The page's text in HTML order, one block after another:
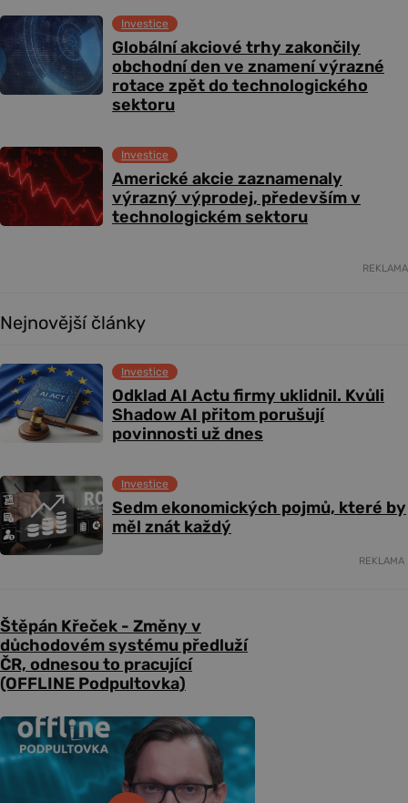
Globální akciové trhy zakončily
obchodní den ve znamení výrazné
rotace zpět do technologického
sektoru
Investice
Americké akcie zaznamenaly
výrazný výprodej, především v
technologickém sektoru
Investice
REKLAMA
Nejnovější články
Odklad AI Actu firmy uklidnil. Kvůli
Shadow AI přitom porušují
povinnosti už dnes
Investice
Sedm ekonomických pojmů, které by
měl znát každý
Investice
REKLAMA
Štěpán Křeček - Změny v
důchodovém systému předluží
ČR, odnesou to pracující
(OFFLINE Podpultovka)